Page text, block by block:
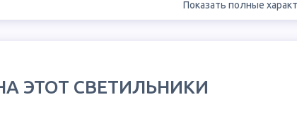
Показать полные
ЭТОТ СВЕТИЛЬНИКИ